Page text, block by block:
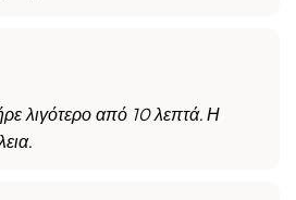
λιγότερο από 10 λεπτά. Η